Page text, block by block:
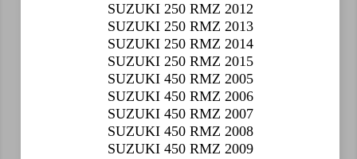
SUZUKI 250 RMZ 2012
SUZUKI 250 RMZ 2013
SUZUKI 250 RMZ 2014
SUZUKI 250 RMZ 2015
SUZUKI 450 RMZ 2005
SUZUKI 450 RMZ 2006
SUZUKI 450 RMZ 2007
SUZUKI 450 RMZ 2008
SUZUKI 450 RMZ 2009